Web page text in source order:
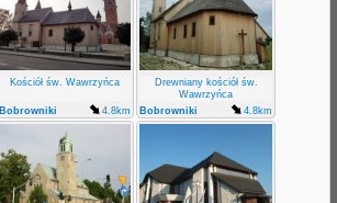
Kościół św. Wawrzyńca
Bobrowniki 4.8km
Drewniany kościół św.
Wawrzyńca
Bobrowniki
4.8km